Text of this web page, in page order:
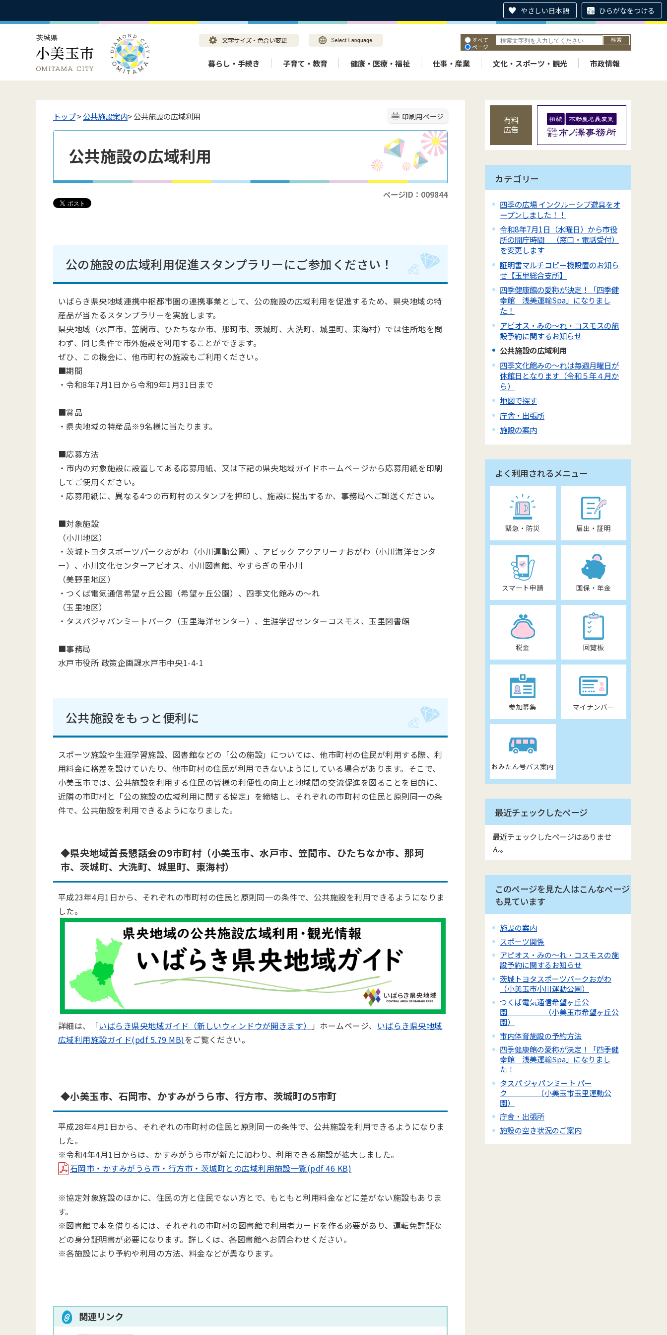
やさしい日本語 ひらがなをつける
すべて
ページ
暮らし・手続き 子育て・教育 健康・医療・福祉 仕事・産業 文化・スポーツ・観光 市政情報
印刷用ページ
トップ>公共施設案内> 公共施設の広域利用
公共施設の広域利用
ページID：009844
公の施設の広域利用促進スタンプラリーにご参加ください！
いばらき県央地域連携中枢都市圏の連携事業として、公の施設の広域利用を促進するため、県央地域の特
産品が当たるスタンプラリーを実施します。
県央地域（水戸市、笠間市、ひたちなか市、那珂市、茨城町、大洗町、城里町、東海村）では住所地を問
わず、同じ条件で市外施設を利用することができます。
ぜひ、この機会に、他市町村の施設もご利用ください。
■期間
・令和8年7月1日から令和9年1月31日まで
■賞品
・県央地域の特産品※9名様に当たります。
■応募方法
・市内の対象施設に設置してある応募用紙、又は下記の県央地域ガイドホームページから応募用紙を印刷
してご使用ください。
・応募用紙に、異なる4つの市町村のスタンプを押印し、施設に提出するか、事務局へご郵送ください。
■対象施設
（小川地区）
・茨城トヨタスポーツパークおがわ（小川運動公園）、アビック アクアリーナおがわ（小川海洋センタ
ー）、小川文化センターアピオス、小川図書館、やすらぎの里小川
（美野里地区）
・つくば電気通信希望ヶ丘公園（希望ヶ丘公園）、四季文化館みの～れ
（玉里地区）
・タスパジャパンミートパーク（玉里海洋センター）、生涯学習センターコスモス、玉里図書館
■事務局
水戸市役所 政策企画課水戸市中央1-4-1
公共施設をもっと便利に
スポーツ施設や⽣涯学習施設、図書館などの「公の施設」については、他市町村の住⺠が利⽤する際、利
⽤料⾦に格差を設けていたり、他市町村の住⺠が利⽤できないようにしている場合があります。そこで、
⼩美⽟市では、公共施設を利⽤する住⺠の皆様の利便性の向上と地域間の交流促進を図ることを目的に、
近隣の市町村と「公の施設の広域利⽤に関する協定」を締結し、それぞれの市町村の住⺠と原則同⼀の条
件で、公共施設を利⽤できるようになりました。
◆県央地域⾸⻑懇話会の9市町村（⼩美⽟市、⽔⼾市、笠間市、ひたちなか市、那珂
市、茨城町、⼤洗町、城⾥町、東海村）
平成23年4⽉1⽇から、それぞれの市町村の住⺠と原則同⼀の条件で、公共施設を利⽤できるようになりま
した。
詳細は、「いばらき県央地域ガイド（新しいウィンドウが開きます） 」ホームページ、 いばらき県央地域
広域利⽤施設ガイド(pdf 5.79 MB)をご覧ください。
◆⼩美⽟市、⽯岡市、かすみがうら市、⾏⽅市、茨城町の5市町
平成28年4⽉1⽇から、それぞれの市町村の住⺠と原則同⼀の条件で、公共施設を利⽤できるようになりま
した。
※令和4年4⽉1⽇からは、かすみがうら市が新たに加わり、利⽤できる施設が拡⼤しました。
石岡市・かすみがうら市・行方市・茨城町との広域利用施設一覧(pdf 46 KB)
※協定対象施設のほかに、住⺠の⽅と住⺠でない⽅とで、もともと利⽤料⾦などに差がない施設もありま
す。
※図書館で本を借りるには、それぞれの市町村の図書館で利⽤者カードを作る必要があり、運転免許証な
どの⾝分証明書が必要になります。詳しくは、各図書館へお問合わせください。
※各施設により予約や利⽤の⽅法、料⾦などが異なります。
関連リンク
有料
広告
カテゴリー
四季の広場 インクルーシブ遊具をオ
ープンしました！！
令和8年7月1日（水曜日）から市役
所の開庁時間 （窓口・電話受付）
を変更します
証明書マルチコピー機設置のお知ら
せ【玉里総合支所】
四季健康館の愛称が決定！「四季健
幸館 浅美運輸Spa」になりまし
た！
アピオス・みの～れ・コスモスの施
設予約に関するお知らせ
公共施設の広域利用
四季文化館みの～れは毎週月曜日が
休館日となります（令和５年４月か
ら）
地図で探す
庁舎・出張所
施設の案内
よく利用されるメニュー
緊急・防災 届出・証明
スマート申請 国保・年金
税金 回覧板
参加募集 マイナンバー
おみたん号バス案内
最近チェックしたページ
最近チェックしたページはありませ
ん。
このページを見た人はこんなページ
も見ています
施設の案内
スポーツ関係
アピオス・みの～れ・コスモスの施
設予約に関するお知らせ
茨城トヨタスポーツパークおがわ
（小美玉市小川運動公園）
つくば電気通信希望ヶ丘公
園 （小美玉市希望ヶ丘公
園）
市内体育施設の予約方法
四季健康館の愛称が決定！「四季健
幸館 浅美運輸Spa」になりまし
た！
タスパ ジャパンミート パー
ク （小美玉市玉里運動公
園）
庁舎・出張所
施設の空き状況のご案内